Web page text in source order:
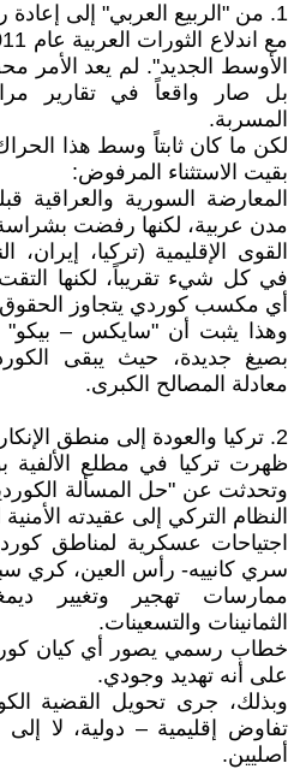
1. من "الربيع العربي" إلى إعادة رسم الخرائط
الأوسط الجديد". لم يعد الأمر
بل صار واقعاً في تقارير
المسربة.
لكن ما كان ثابتاً وسط هذا
بقيت الاستثناء المرفوض:
المعارضة السورية والعراقية
مدن عربية، لكنها رفضت بشراسة
القوى الإقليمية (تركيا،
في كل شيء تقريباً، لكنها
أي مكسب كوردي يتجاوز الحقوق
وهذا يثبت أن "سايكس – بيكو"
بصيغ جديدة، حيث يبقى
معادلة المصالح الكبرى.
2. تركيا والعودة إلى منطق الإنكار
ظهرت تركيا في مطلع الألفية
وتحدثت عن "حل المسألة
النظام التركي إلى عقيدته الأمنية
اجتياحات عسكرية لمناطق
سري كانييه- رأس العين، كري
ممارسات تهجير وتغيير
الثمانينات والتسعينات.
خطاب رسمي يصور أي كيان
على أنه تهديد وجودي.
وبذلك، جرى تحويل القضية
تفاوض إقليمية – دولية، لا
أصليين.